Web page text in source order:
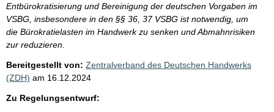
Entbürokratisierung und Bereinigung der deutschen Vorgaben im
VSBG, insbesondere in den §§ 36, 37 VSBG ist notwendig, um
die Bürokratielasten im Handwerk zu senken und Abmahnrisiken
zur reduzieren.
Bereitgestellt von: Zentralverband des Deutschen Handwerks
(ZDH) am 16.12.2024
Zu Regelungsentwurf: